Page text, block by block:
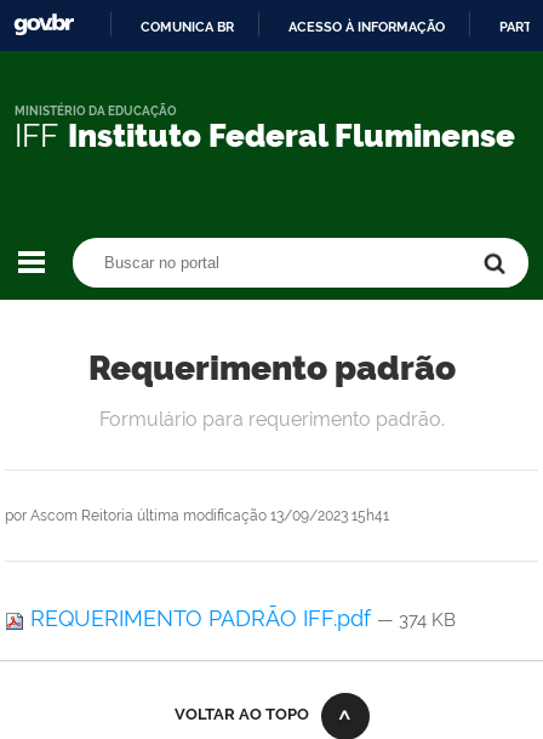
CONTEÚDO
COMUNICA BR ACESSO À INFORMAÇÃO
IFF Instituto Federal Fluminense
MINISTÉRIO DA EDUCAÇÃO
Requerimento padrão
por Ascom Reitoria última modificação 13/09/2023 15h41
Formulário para requerimento padrão.
REQUERIMENTO PADRÃO IFF.pdf — 374 KB
VOLTAR AO TOPO